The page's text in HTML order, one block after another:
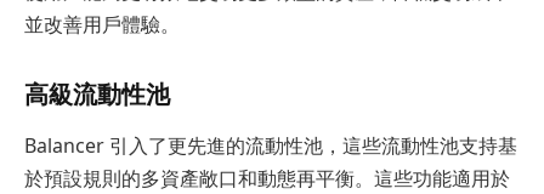
並改善用戶體驗。
高級流動性池
Balancer 引入了更先進的流動性池，這些流動性池支持基
於預設規則的多資產敞口和動態再平衡。這些功能適用於